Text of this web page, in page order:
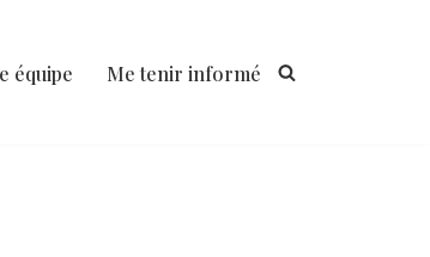
équipe Me tenir informé